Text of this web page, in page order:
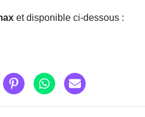
et disponible ci-dessous :